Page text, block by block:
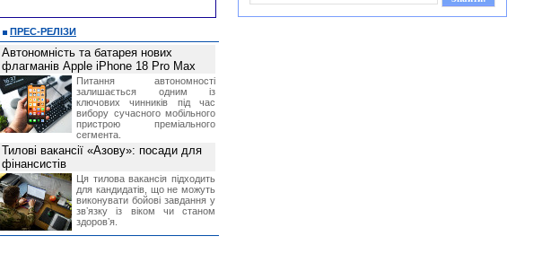
ПРЕС-РЕЛІЗИ
Автономність та батарея нових
флагманів Apple iPhone 18 Pro Max
Питання автономності
залишається одним із
ключових чинників під час
вибору сучасного мобільного
пристрою преміального
сегмента.
Тилові вакансії «Азову»: посади для
фінансистів
Ця тилова вакансія підходить
для кандидатів, що не можуть
виконувати бойові завдання у
звʼязку із віком чи станом
здоровʼя.